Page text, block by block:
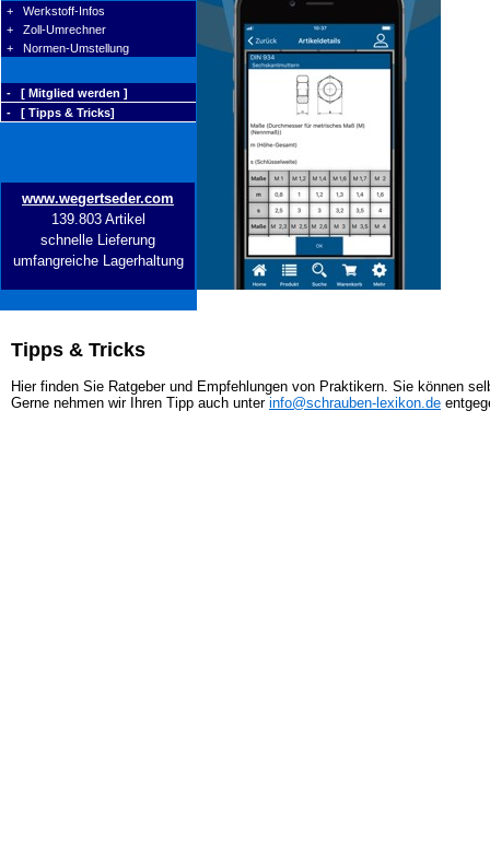
+ Werkstoff-Infos
+ Zoll-Umrechner
+ Normen-Umstellung
- [ Mitglied werden ]
- [ Tipps & Tricks]
www.wegertseder.com
139.803 Artikel
schnelle Lieferung
umfangreiche Lagerhaltung
Tipps & Tricks
Hier finden Sie Ratgeber und Empfehlungen von Praktikern. Sie können
Gerne nehmen wir Ihren Tipp auch unter info@schrauben-lexikon.de